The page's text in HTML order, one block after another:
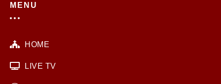
MENU
HOME
LIVE TV